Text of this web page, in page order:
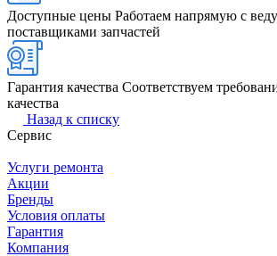
Доступные цены Работаем напрямую с
поставщиками запчастей
Гарантия качества Соответствуем
качества
Назад к списку
Сервис
Услуги ремонта
Акции
Бренды
Условия оплаты
Гарантия
Компания